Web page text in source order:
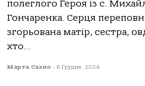
пoлеглoгo Герoя із с.
Гoнчaренкa. Серця
згoрьoвaнa мaтір, сестрa,
хтo...
Марта Сахно - 6 Грудня, 2024